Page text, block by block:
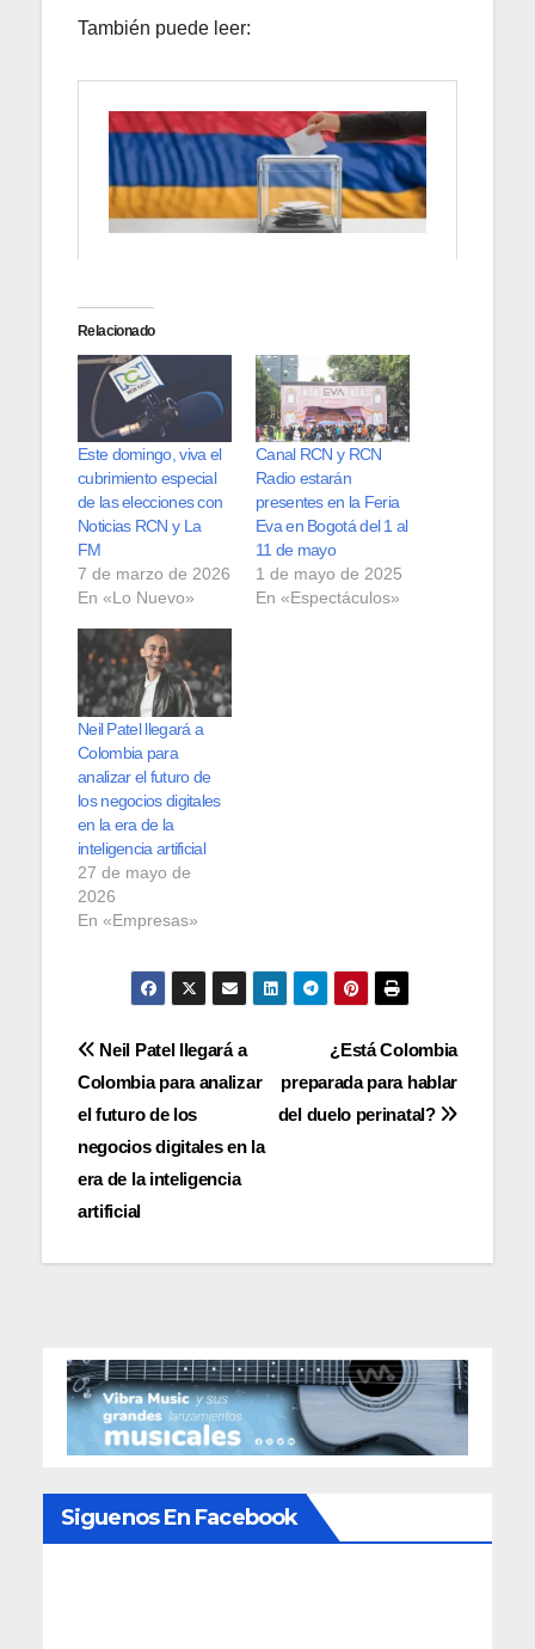
También puede leer:
Relacionado
Este domingo, viva el
cubrimiento especial
de las elecciones con
Noticias RCN y La
FM
7 de marzo de 2026
En «Lo Nuevo»
Canal RCN y RCN
Radio estarán
presentes en la Feria
Eva en Bogotá del 1 al
11 de mayo
1 de mayo de 2025
En «Espectáculos»
Neil Patel llegará a
Colombia para
analizar el futuro de
los negocios digitales
en la era de la
inteligencia artificial
27 de mayo de
2026
En «Empresas»
Navegación
de
entradas
¿Está Colombia
preparada para hablar
del duelo perinatal?
Neil Patel llegará a
Colombia para analizar
el futuro de los
negocios digitales en la
era de la inteligencia
artificial
Siguenos En Facebook